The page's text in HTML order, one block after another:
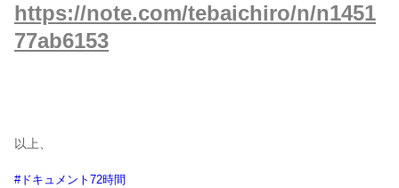
https://note.com/tebaichiro/n/n1451
77ab6153
以上、
#ドキュメント72時間